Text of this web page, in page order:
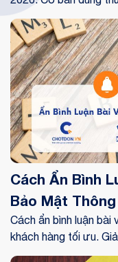
điện thoại tự động
Cách Ẩn Bình
Bảo Mật
Cách ẩn bình luận
khách hàng tối ưu.
data, tăng uy tín và